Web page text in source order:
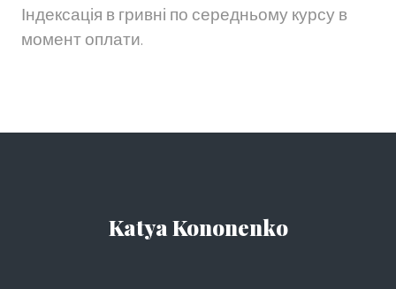
Індексація в гривні по середньому курсу в
момент оплати.
Katya Kononenko